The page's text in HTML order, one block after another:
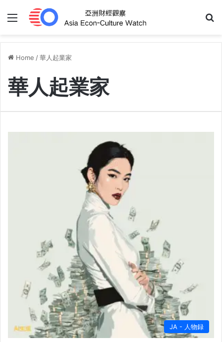
Menu
Home /華人起業家
華人起業家
JA - 人物録